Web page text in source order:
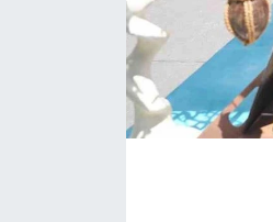
Gayrimenkul
GÜNDEM